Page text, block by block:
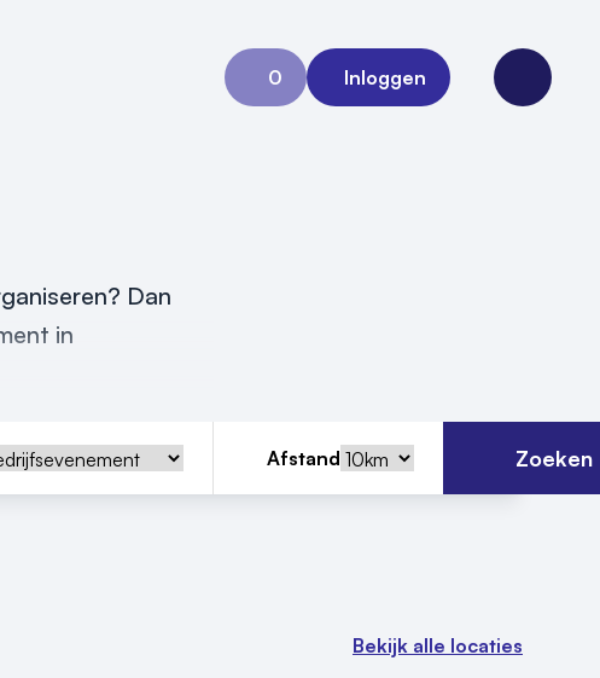
0
Aanvraag 0
Inloggen
Open
Dan
in
Afstand Zoeken
Bekijk alle locaties